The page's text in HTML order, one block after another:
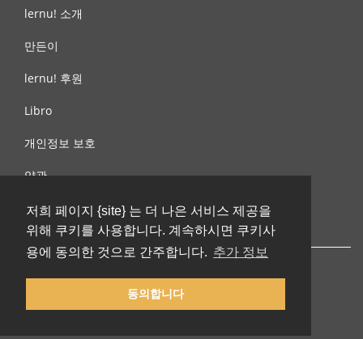
저희 페이지 {site} 는 더 나은 서비스 제공을
위해 쿠키를 사용합니다. 계속하시면 쿠키사
용에 동의한 것으로 간주합니다. 추가 정보
동의합니다
lernu! 소개
만든이
lernu! 후원
Libro
개인정보 보호
약관
제안, 문의
© 2002-2026 lernu.net |Impressum